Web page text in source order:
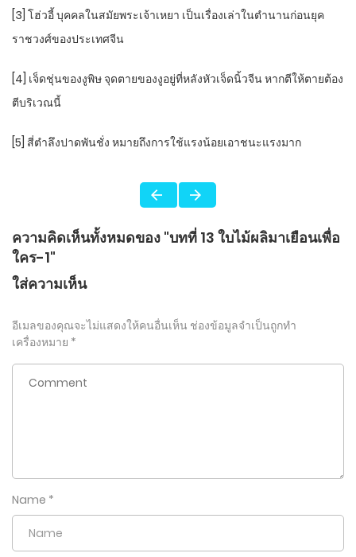
[3] โฮ่วอี้ บุคคลในสมัยพระเจ้าเหยา เป็นเรื่องเล่าในตำนานก่อนยุค
ราชวงศ์ของประเทศจีน
[4] เจ็ดชุ่นของงูพิษ จุดตายของงูอยู่ที่หลังหัวเจ็ดนิ้วจีน หากตีให้ตายต้อง
ตีบริเวณนี้
[5] สี่ตำลึงปาดพันชั่ง หมายถึงการใช้แรงน้อยเอาชนะแรงมาก
ความคิดเห็นทั้งหมดของ "บทที่ 13 ใบไม้ผลิมาเยือนเพื่อ
ใคร-1"
ใส่ความเห็น
อีเมลของคุณจะไม่แสดงให้คนอื่นเห็น ช่องข้อมูลจำเป็นถูกทำ
เครื่องหมาย *
Name *